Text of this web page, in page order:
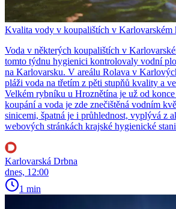
Kvalita vody v koupalištích v Karlovarském
Voda v některých koupalištích v
tomto týdnu hygienici kontrolovaly vodní
na Karlovarsku. V areálu Rolava v
pláži voda na třetím z pěti stupňů kvality a
Velkém rybníku u Hroznětína je už od konce
koupání a voda je zde znečištěná vodním
sinicemi, špatná je i průhlednost, vyplývá z
webových stránkách krajské hygienické
Karlovarská Drbna
dnes, 12:00
1 min